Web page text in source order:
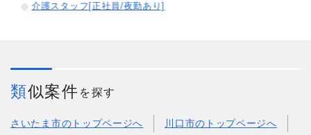
介護スタッフ[正社員/夜勤あり]
類似案件 を探す
さいたま市のトップページへ 川口市のトップページへ